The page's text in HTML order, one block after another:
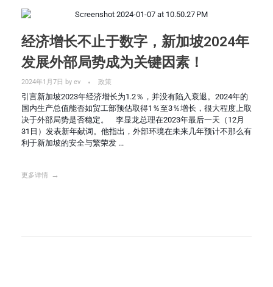
经济增长不止于数字，新加坡2024年
发展外部局势成为关键因素！
2024年1月7日 by ev 政策
引言新加坡2023年经济增长为1.2％，并没有陷入衰退。2024年的
国内生产总值能否如贸工部预估取得1％至3％增长，很大程度上取
决于外部局势是否稳定。 李显龙总理在2023年最后一天（12月
31日）发表新年献词。他指出，外部环境在未来几年预计不那么有
利于新加坡的安全与繁荣发 ...
更多详情